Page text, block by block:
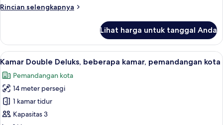
Rincian selengkapnya
Rincian
Kamar
Double
Deluks,
kota
Lihat harga untuk tanggal Anda
Lihat
semua
foto
untuk
Kamar
Double
4
Kamar Double Deluks, beberapa kamar, pemandangan kota
Pemandangan kota
14 meter persegi
1 kamar tidur
Kapasitas 3